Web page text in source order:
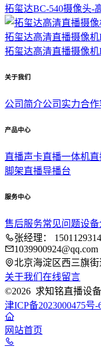
拓玺达BC-540摄像头-
拓玺达高清直播摄像机
拓玺达高清直播摄像机
关于我们
公司简介公司实力合作
产品中心
直播声卡直播一体机
脚架直播导播台
服务中心
售后服务常见问题设备
张经理：
1039900924@qq.com
北京海淀区西三旗
关于我们 在线留言
©2026 求知铭直播设
津ICP备2023000475号-
网站首页